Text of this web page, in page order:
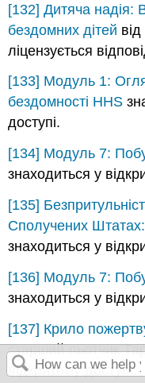
[132] Дитяча надія:
бездомних дітей
ліцензується
[133] Модуль 1:
бездомності HHS
доступі.
[134] Модуль 7:
знаходиться у
[135]
Сполучених
знаходиться у
[136] Модуль 7:
знаходиться у
[137] Крило
старший льотчик
відкритому доступі.